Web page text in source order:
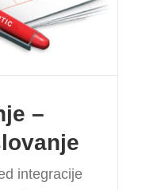
–
integracije